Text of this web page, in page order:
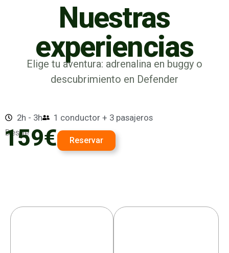
Nuestras
experiencias
Elige tu aventura: adrenalina en buggy o
descubrimiento en Defender
2h - 3h
1 conductor + 3 pasajeros
Desde
159€ Reservar